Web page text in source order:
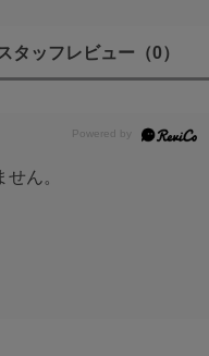
タッフレビュー （0）
ん。